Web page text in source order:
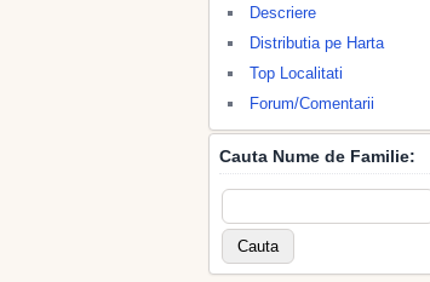
Descriere
Distributia pe Harta
Top Localitati
Forum/Comentarii
Cauta Nume de Familie: